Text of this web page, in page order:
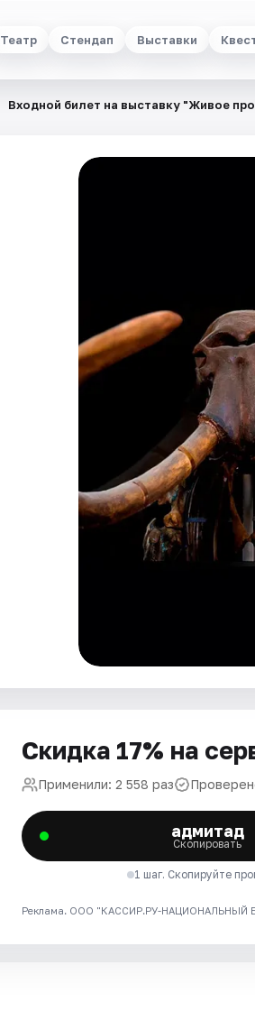
Театр Стендап Выставки
Входной билет на выставку "Живое
Скидка 17% на
Применили: 2 558 раз
адмитад
Скопировать
1 шаг. Скопируйте
Реклама. ООО "КАССИР.РУ-НАЦИОНАЛЬНЫЙ